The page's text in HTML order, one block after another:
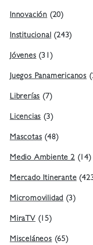
Innovación (20)
Institucional(243)
Jóvenes(31)
Juegos Panamericanos
Librerías(7)
Licencias(3)
Mascotas(48)
Medio Ambiente 2(14)
Mercado Itinerante
Micromovilidad(3)
MiraTV(15)
Misceláneos(65)